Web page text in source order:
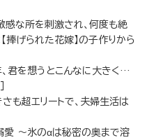
感な所を刺激され、何度も絶
捧げられた花嫁】の子作りから
君を想うとこんなに大きく…
も超エリートで、夫婦生活は
愛 ～氷のαは秘密の奥まで溶